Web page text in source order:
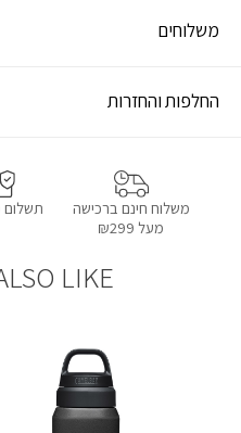
משלוחים
החלפות והחזרות
משלוח חינם ברכישה
מעל ₪299
LIKE